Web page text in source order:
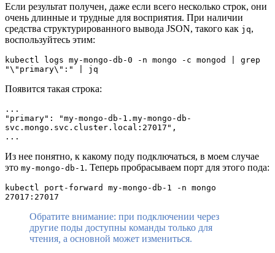
Если результат получен, даже если всего несколько строк, они
очень длинные и трудные для восприятия. При наличии
средства структурированного вывода JSON, такого как jq,
воспользуйтесь этим:
kubectl logs my-mongo-db-0 -n mongo -c mongod | grep
"\"primary\":" | jq
Появится такая строка:
...
"primary": "my-mongo-db-1.my-mongo-db-
svc.mongo.svc.cluster.local:27017",
...
Из нее понятно, к какому поду подключаться, в моем случае
это my-mongo-db-1 . Теперь пробрасываем порт для этого пода:
kubectl port-forward my-mongo-db-1 -n mongo
27017:27017
Обратите внимание: при подключении через
другие поды доступны команды только для
чтения а основной может измениться.